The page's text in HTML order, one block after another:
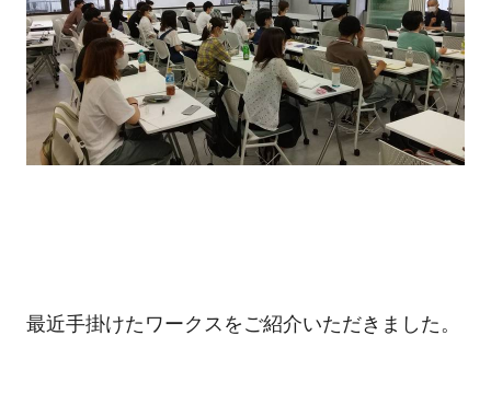
最近手掛けたワークスをご紹介いただきました。